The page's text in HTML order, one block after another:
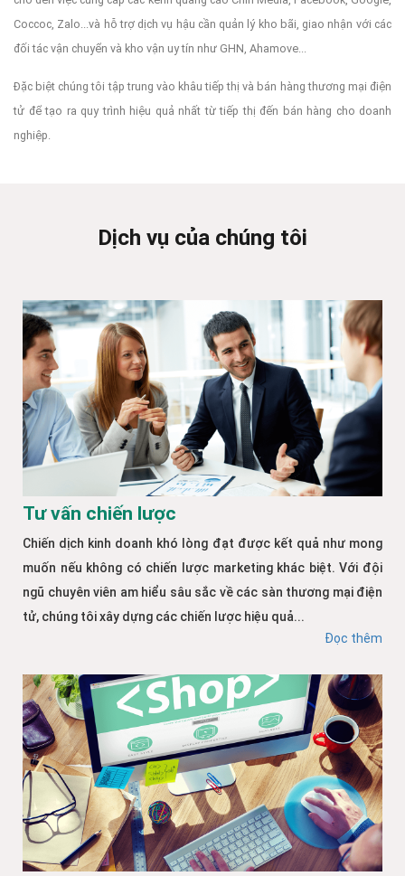
Coccoc, Zalo...và hỗ trợ dịch vụ hậu cần quản lý kho bãi, giao nhận với các
đối tác vận chuyển và kho vận uy tín như GHN, Ahamove...
Đặc biệt chúng tôi tập trung vào khâu tiếp thị và bán hàng thương mại điện
tử để tạo ra quy trình hiệu quả nhất từ tiếp thị đến bán hàng cho doanh
nghiệp.
Dịch vụ của chúng tôi
Tư vấn chiến lược
Chiến dịch kinh doanh khó lòng đạt được kết quả như mong
muốn nếu không có chiến lược marketing khác biệt. Với đội
ngũ chuyên viên am hiểu sâu sắc về các sàn thương mại điện
tử, chúng tôi xây dựng các chiến lược hiệu quả...
Đọc thêm